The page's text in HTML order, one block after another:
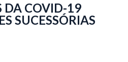
DA COVID-19
SUCESSÓRIAS